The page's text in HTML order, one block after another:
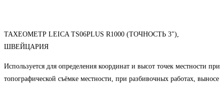
ТАХЕОМЕТР LEICA TS06PLUS R1000 (ТОЧНОСТЬ 3"),
ШВЕЙЦАРИЯ
Используется для определения координат и высот точек местности при
топографической съёмке местности, при разбивочных работах, выносе